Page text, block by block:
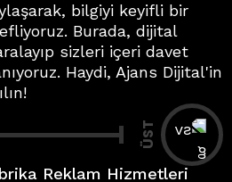
bilgiyi keyifli bir
Burada, dijital
sizleri içeri davet
Haydi, Ajans Dijital'in
ÜST
Reklam Hizmetleri